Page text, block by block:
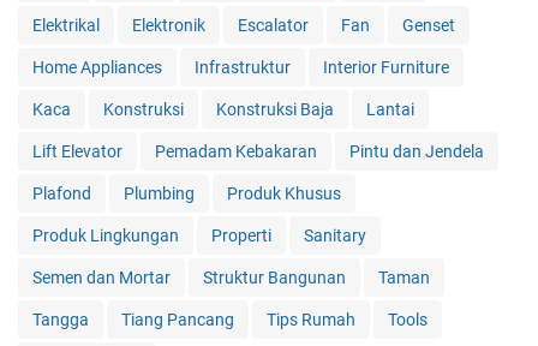
Elektrikal Elektronik Escalator Fan Genset
Home Appliances Infrastruktur Interior Furniture
Kaca Konstruksi Konstruksi Baja Lantai
Lift Elevator Pemadam Kebakaran Pintu dan Jendela
Plafond Plumbing Produk Khusus
Produk Lingkungan Properti Sanitary
Semen dan Mortar Struktur Bangunan Taman
Tangga Tiang Pancang Tips Rumah Tools